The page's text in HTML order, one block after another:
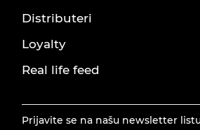
Distributeri
Loyalty
Real life feed
Prijavite se na našu newsletter